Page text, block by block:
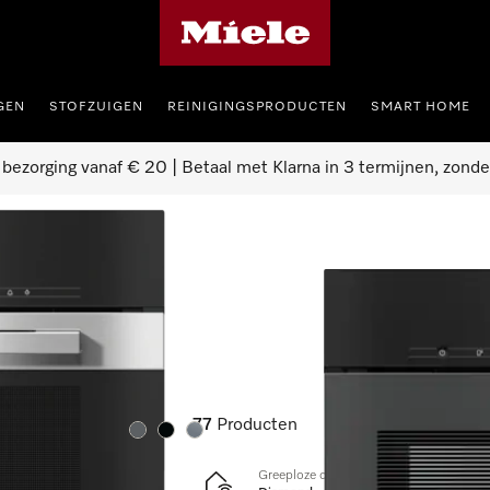
STOFZUIGEN REINIGINGSPRODUCTEN SMART HOME
vanaf € 20 | Betaal met Klarna in 3 termijnen,
77 Producten
Kleur:Kleur:Kleur:
Greeploze compacte combi-stoomoven